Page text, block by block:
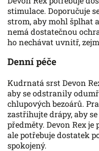
stimulace. Doporučuje
strom, aby mohl šplhat
nemá dostatečnou
ho nechávat uvnitř,
Denní péče
Kudrnatá srst Devon
aby se odstranily
chlupových bezoárů.
zastřihujte drápy, aby
předměty. Devon Rex
ale potřebuje dostatek
spokojený.